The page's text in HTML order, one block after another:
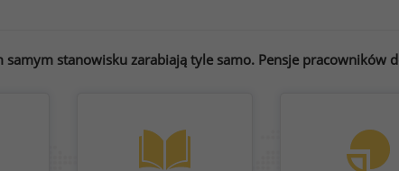
stanowisku zarabiają tyle samo. Pensje pracowników